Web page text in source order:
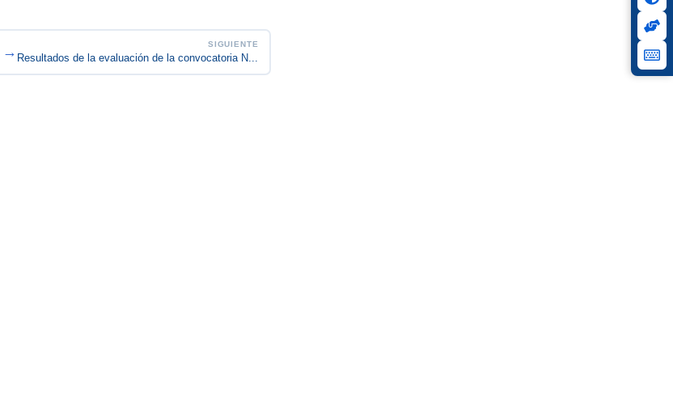
SIGUIENTE
Resultados de la evaluación de la convocatoria N...
→